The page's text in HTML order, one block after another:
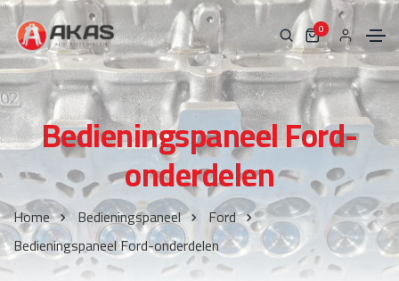
0
Bedieningspaneel Ford-
onderdelen
Home Bedieningspaneel
Ford
Bedieningspaneel Ford-onderdelen